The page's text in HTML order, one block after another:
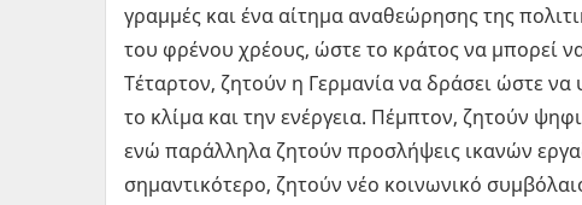
γραμμές και ένα αίτημα αναθεώρησης της
του φρένου χρέους, ώστε το κράτος να μπορεί
Τέταρτον, ζητούν η Γερμανία να δράσει ώστε
το κλίμα και την ενέργεια. Πέμπτον, ζητούν
ενώ παράλληλα ζητούν προσλήψεις ικανών
σημαντικότερο, ζητούν νέο κοινωνικό